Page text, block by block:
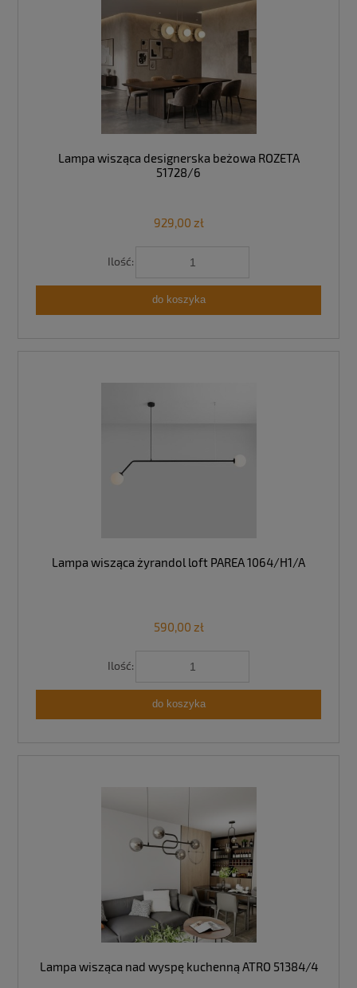
Lampa wisząca designerska beżowa ROZETA
51728/6
929,00 zł
Ilość:
do koszyka
Lampa wisząca żyrandol loft PAREA 1064/H1/A
590,00 zł
Ilość:
do koszyka
Lampa wisząca nad wyspę kuchenną ATRO 51384/4